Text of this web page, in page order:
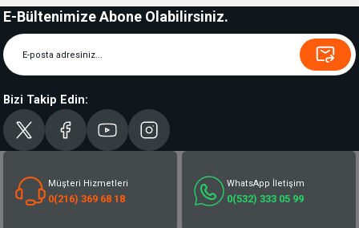
E-Bültenimize Abone Olabilirsiniz.
Bizi Takip Edin:
Müşteri Hizmetleri
0(216) 369 68 18
WhatsApp İletişim
0(532) 333 05 99